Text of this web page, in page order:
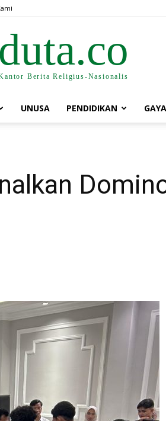
duta.co
Berita Religius-Nasionalis
UNUSA PENDIDIKAN